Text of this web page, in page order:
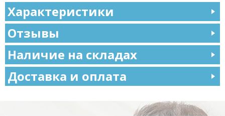
Характеристики
Отзывы
Наличие на складах
Доставка и оплата